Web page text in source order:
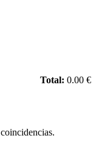
Total: 0.00 €
coincidencias.